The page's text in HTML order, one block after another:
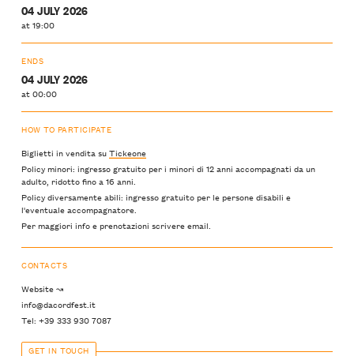
04 JULY 2026
at 19:00
ENDS
04 JULY 2026
at 00:00
HOW TO PARTICIPATE
Biglietti in vendita suTickeone
Policy minori: ingresso gratuito per i minori di 12 anni accompagnati da un
adulto, ridotto fino a 16 anni.
Policy diversamente abili: ingresso gratuito per le persone disabili e
l'eventuale accompagnatore.
Per maggiori info e prenotazioni scrivere email.
CONTACTS
Website ↝
info@dacordfest.it
Tel: +39 333 930 7087
GET IN TOUCH